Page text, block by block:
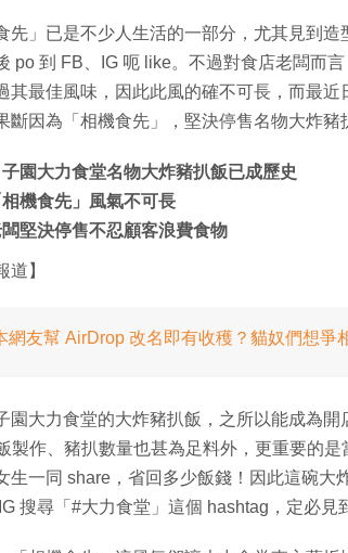
先」已是不少人生活的一部分，尤其見到
po 到 FB、IG 呃 like。不過對食店老闆而
其最佳風味，因此此風的確不可長，而最
斷因為「相機食先」，堅決停售名物大炸豬
子園大力食堂名物大炸豬扒飯已成歷史
相機食先」風氣不可長
堅決停售不忍顧客浪費食物
道】
網友幫 AirDrop 改名即有收穫？貓奴們想爭
園大力食堂的大炸豬扒飯，之所以能成為
製作、豬扒數量也甚為足料外，更重要的
生一同 share，省回多少飯錢！因此這碗大
搜尋「#大力食堂」這個 hashtag，定必見